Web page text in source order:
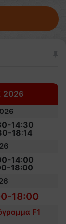
2026
14:30
18:14
14:00
18:00
18:00
F1